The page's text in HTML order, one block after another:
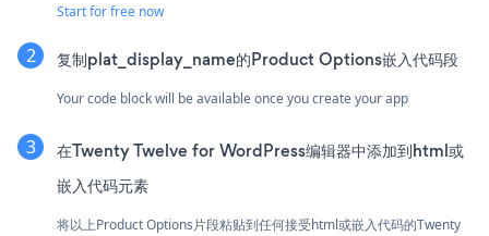
Start for free now
复制plat_display_name的Product Options嵌入代码段
Your code block will be available once you create your app
在Twenty Twelve for WordPress编辑器中添加到html或
嵌入代码元素
将以上Product Options片段粘贴到任何接受html或嵌入代码的Twenty